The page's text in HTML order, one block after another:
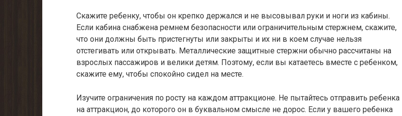
Скажите ребенку, чтобы он крепко держался и не высовывал руки и ноги из кабины.
Если кабина снабжена ремнем безопасности или ограничительным стержнем, скажите,
что они должны быть пристегнуты или закрыты и их ни в коем случае нельзя
отстегивать или открывать. Металлические защитные стержни обычно рассчитаны на
взрослых пассажиров и велики детям. Поэтому, если вы катаетесь вместе с ребенком,
скажите ему, чтобы спокойно сидел на месте.
Изучите ограничения по росту на каждом аттракционе. Не пытайтесь отправить ребенка
на аттракцион, до которого он в буквальном смысле не дорос. Если у вашего ребенка